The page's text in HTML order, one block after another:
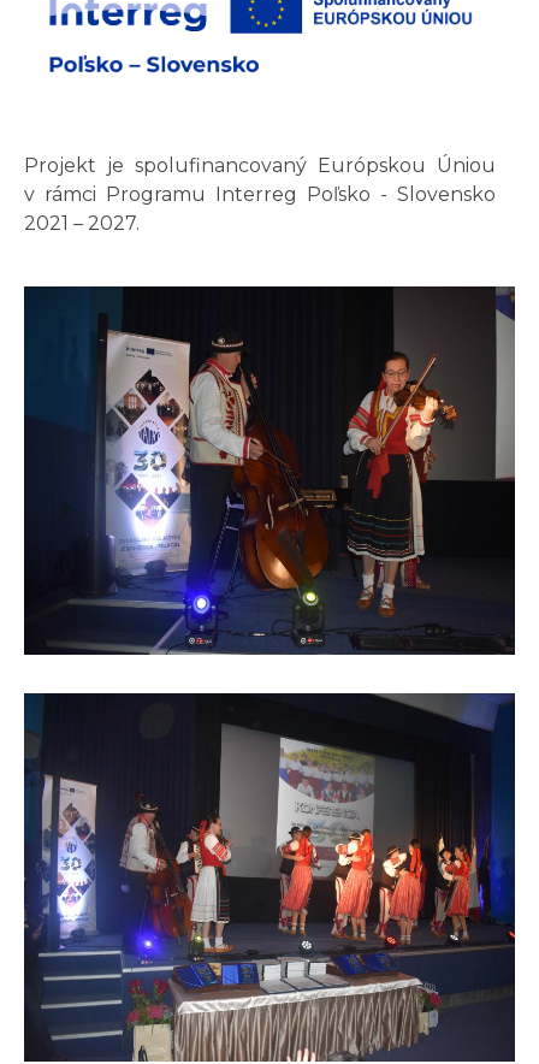
Projekt je spolufinancovaný Európskou Úniou
v rámci Programu Interreg Poľsko - Slovensko
2021 – 2027.